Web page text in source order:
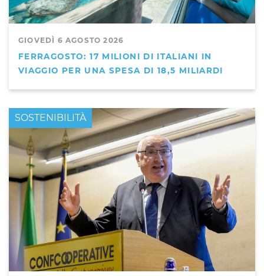
GIOVEDÌ 6 AGOSTO 2026
FERRAGOSTO: 17 MILIONI DI ITALIANI IN
VIAGGIO PER UNA SPESA DI 18,5 MILIARDI
PRIMO PIANO
SOSTENIBILITÀ